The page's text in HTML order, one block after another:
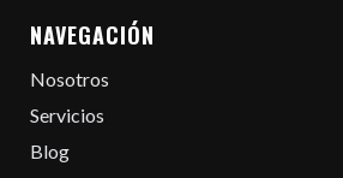
NAVEGACIÓN
Nosotros
Servicios
Blog